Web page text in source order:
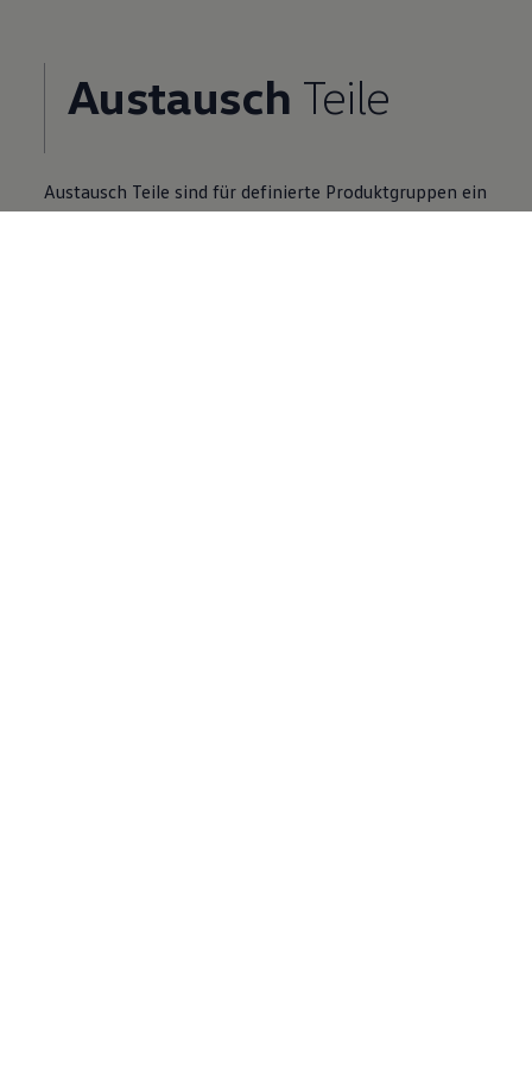
Austausch Teile
Austausch Teile sind für definierte Produktgruppen ein